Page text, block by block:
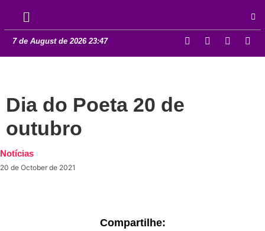
7 de August de 2026 23:47
Dia do Poeta 20 de
outubro
Notícias
20 de October de 2021
Compartilhe: